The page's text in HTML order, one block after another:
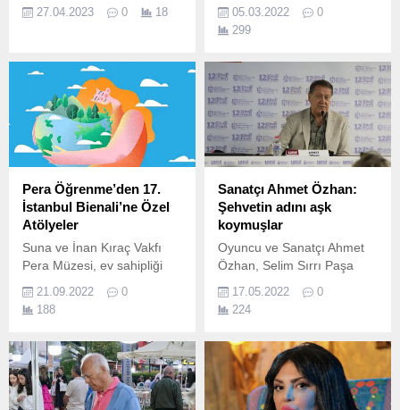
gerçekleşen ve her ay yeni
konuğu Tuna
Kiremitçi olacak.
27.04.2023 0 18
başlamaya hazırlanan
Tekfen Filarmoni 23, 24 ve
Ankara ve İstanbul’da
vereceği konserlerin
gelirlerini Ukrayna’daki
çocuklara yardım
için UNICEF Ukrayna Acil
Durum Fonu'na
aktarma kararı aldı.
05.03.2022
0
299
Pera Öğrenme’den 17.
İstanbul Bienali’ne Özel
Atölyeler
Suna ve İnan Kıraç Vakfı
Pera Müzesi, ev sahipliği
21.09.2022
0
188
Sanatçı Ahmet Özhan:
Şehvetin adını aşk
koymuşlar
Oyuncu ve Sanatçı Ahmet
Özhan, Selim Sırrı Paşa
Kelime” adlı söyleşi
katılımcılarla bir araya geldi
17.05.2022
0
224